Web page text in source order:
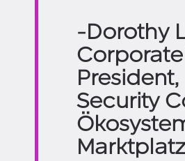
-Dorothy
President,
Security
Marktplatz